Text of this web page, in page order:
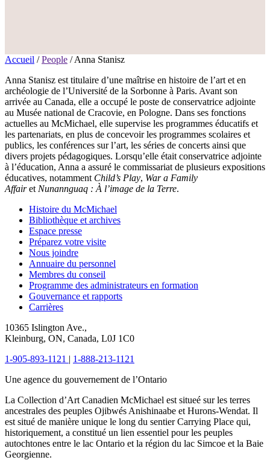
Accueil / People / Anna Stanisz
Anna Stanisz est titulaire d’une maîtrise en histoire de l’art et en
archéologie de l’Université de la Sorbonne à Paris. Avant son
arrivée au Canada, elle a occupé le poste de conservatrice adjointe
au Musée national de Cracovie, en Pologne. Dans ses fonctions
actuelles au McMichael, elle supervise les programmes éducatifs et
les partenariats, en plus de concevoir les programmes scolaires et
publics, les conférences sur l’art, les séries de concerts ainsi que
divers projets pédagogiques. Lorsqu’elle était conservatrice adjointe
à l’éducation, Anna a assuré le commissariat de plusieurs expositions
éducatives, notamment Child’s Play, War a Family
Affairet Nunannguaq : À l’image de la Terre.
Histoire du McMichael
Bibliothèque et archives
Espace presse
Préparez votre visite
Nous joindre
Annuaire du personnel
Membres du conseil
Programme des administrateurs en formation
Gouvernance et rapports
Carrières
10365 Islington Ave.,
Kleinburg, ON, Canada, L0J 1C0
1-905-893-1121 | 1-888-213-1121
Une agence du gouvernement de l’Ontario
La Collection d’Art Canadien McMichael est situeé sur les terres
ancestrales des peuples Ojibwés Anishinaabe et Hurons-Wendat. Il
est situé de manière unique le long du sentier Carrying Place qui,
historiquement, a constitué un lien essentiel pour les peuples
autochtones entre le lac Ontario et la région du lac Simcoe et la Baie
Georgienne.